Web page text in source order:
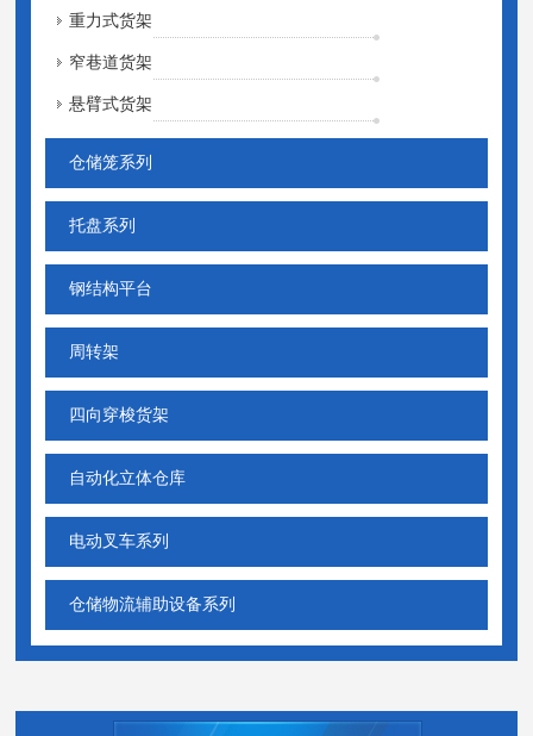
重力式货架
窄巷道货架
悬臂式货架
仓储笼系列
托盘系列
钢结构平台
周转架
四向穿梭货架
自动化立体仓库
电动叉车系列
仓储物流辅助设备系列